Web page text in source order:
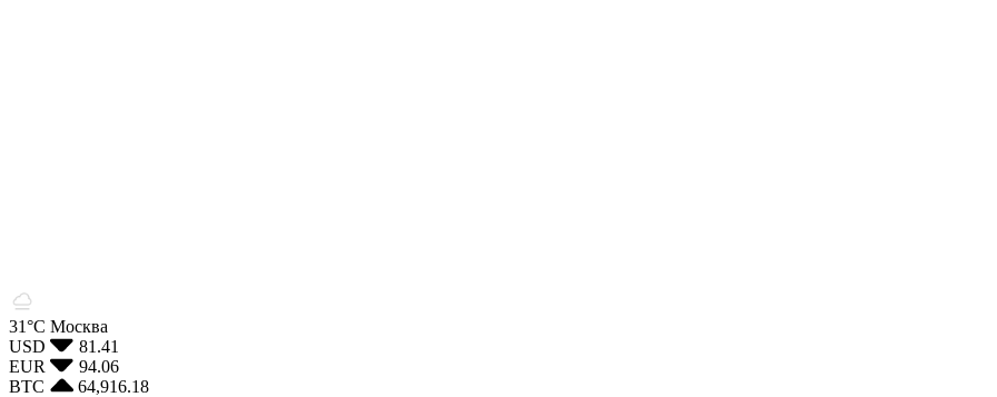
31°С Москва
USD
81.41
EUR
94.06
BTC
64,916.18